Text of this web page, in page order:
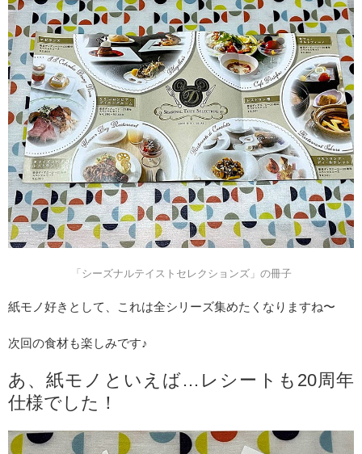
「シーズナルテイストセレクションズ」の冊子
紙モノ好きとして、これは全シリーズ集めたくなりますね〜
次回の食材も楽しみです♪
あ、紙モノといえば…レシートも20周年
仕様でした！